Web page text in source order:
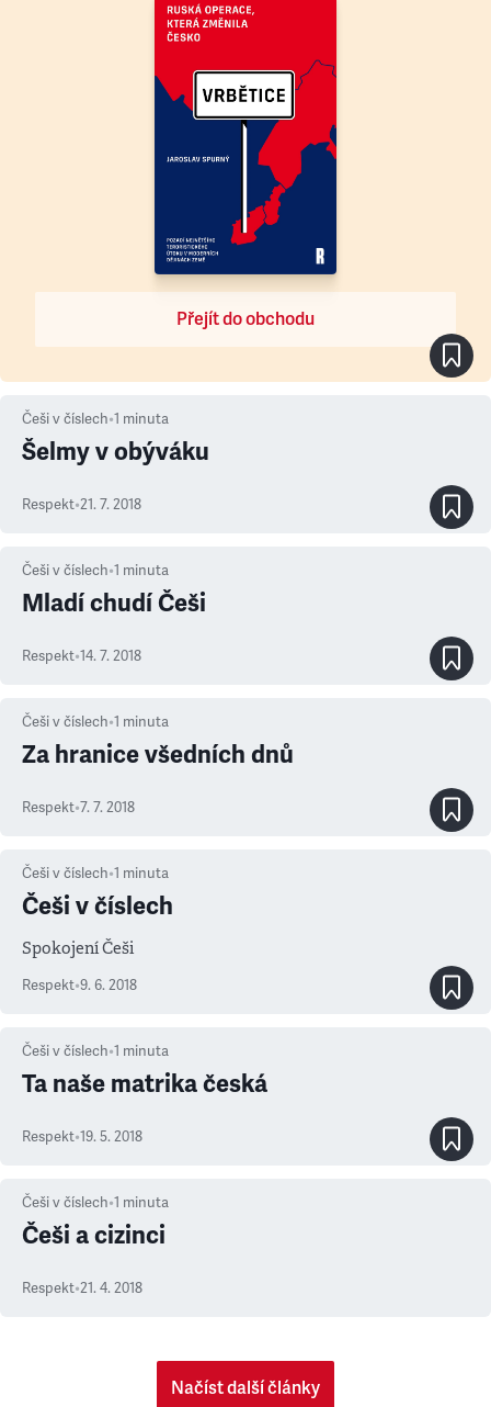
Přejít do obchodu
Češi v číslech•1 minuta
Šelmy v obýváku
Respekt•21. 7. 2018
Češi v číslech•1 minuta
Mladí chudí Češi
Respekt•14. 7. 2018
Češi v číslech•1 minuta
Za hranice všedních dnů
Respekt•7. 7. 2018
Češi v číslech•1 minuta
Češi v číslech
Spokojení Češi
Respekt•9. 6. 2018
Češi v číslech•1 minuta
Ta naše matrika česká
Respekt•19. 5. 2018
Češi v číslech•1 minuta
Češi a cizinci
Respekt•21. 4. 2018
Načíst další články